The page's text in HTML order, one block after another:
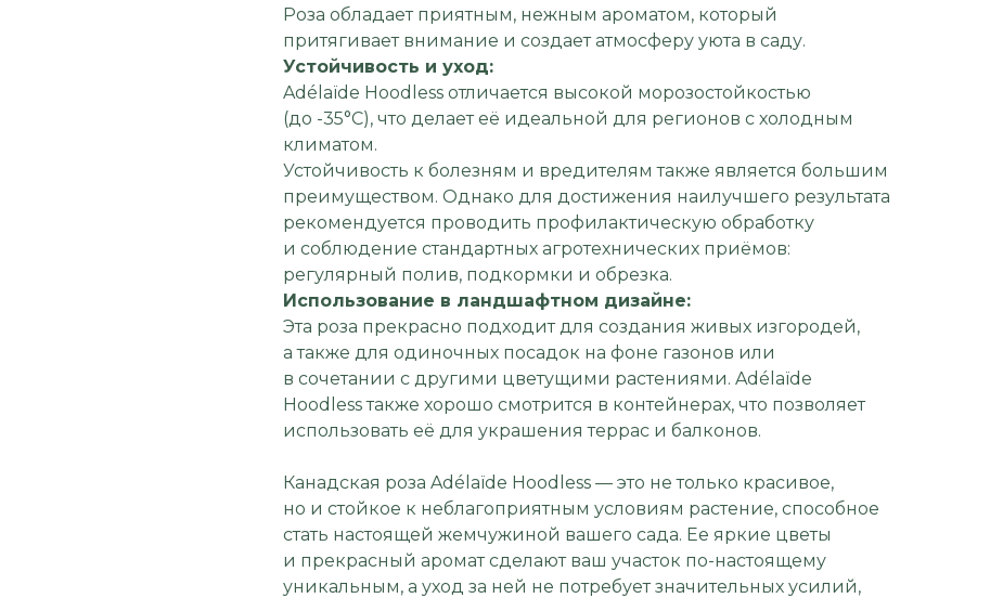
Роза обладает приятным, нежным ароматом, который
притягивает внимание и создает атмосферу уюта в саду.
Устойчивость и уход:
Adélaïde Hoodless отличается высокой морозостойкостью
(до -35°C), что делает её идеальной для регионов с холодным
климатом.
Устойчивость к болезням и вредителям также является большим
преимуществом. Однако для достижения наилучшего результата
рекомендуется проводить профилактическую обработку
и соблюдение стандартных агротехнических приёмов:
регулярный полив, подкормки и обрезка.
Использование в ландшафтном дизайне:
Эта роза прекрасно подходит для создания живых изгородей,
а также для одиночных посадок на фоне газонов или
в сочетании с другими цветущими растениями. Adélaïde
Hoodless также хорошо смотрится в контейнерах, что позволяет
использовать её для украшения террас и балконов.
Канадская роза Adélaïde Hoodless — это не только красивое,
но и стойкое к неблагоприятным условиям растение, способное
стать настоящей жемчужиной вашего сада. Ее яркие цветы
и прекрасный аромат сделают ваш участок по-настоящему
уникальным, а уход за ней не потребует значительных усилий,